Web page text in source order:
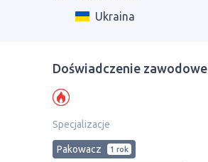
Ukraina
Doświadczenie zawodowe
Specjalizacje
Pakowacz 1 rok